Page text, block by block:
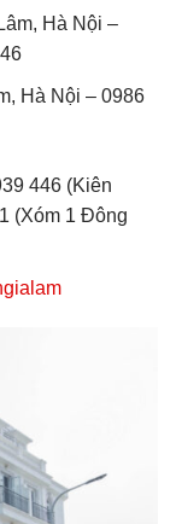
Hà Nội –
Hà Nội – 0986
446 (Kiên
(Xóm 1 Đông